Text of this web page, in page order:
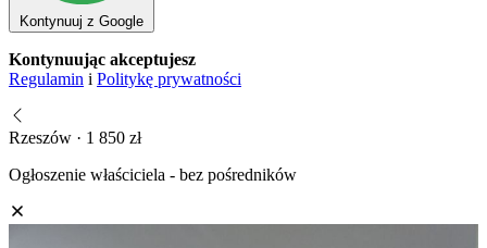
Kontynuuj z Google
Kontynuując akceptujesz
Regulamin i Politykę prywatności
Rzeszów · 1 850 zł
Ogłoszenie właściciela - bez pośredników